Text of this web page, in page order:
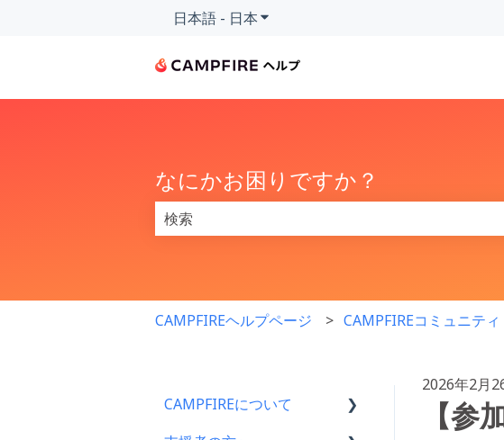
日本語 - 日本翻訳のサブメニューを表示
なにかお困りですか？
CAMPFIREヘルプページ CAMPFIREコミュニティ
2026年2月
【
CAMPFIREについて